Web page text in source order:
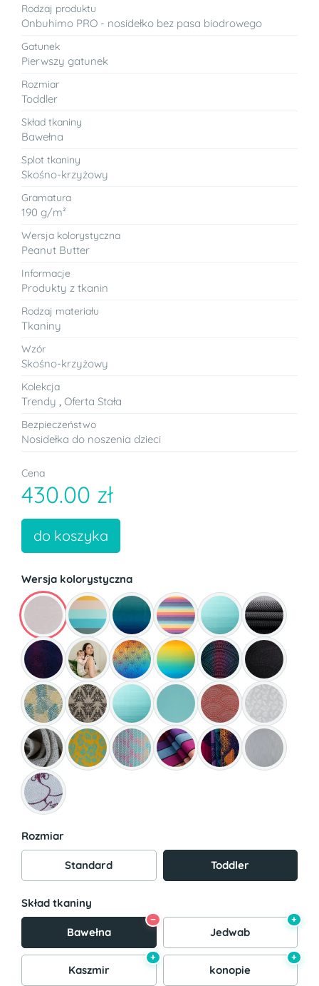
Rodzaj produktu
Onbuhimo PRO - nosidełko bez pasa biodrowego
Gatunek
Pierwszy gatunek
Rozmiar
Toddler
Skład tkaniny
Bawełna
Splot tkaniny
Skośno-krzyżowy
Gramatura
190 g/m²
Wersja kolorystyczna
Peanut Butter
Informacje
Produkty z tkanin
Rodzaj materiału
Tkaniny
Wzór
Skośno-krzyżowy
Kolekcja
Trendy Oferta Stała
Bezpieczeństwo
Nosidełka do noszenia dzieci
Cena
430.00 zł
do koszyka
Wersja kolorystyczna
Rozmiar
Standard Toddler
Skład tkaniny
Bawełna
−
Jedwab
+
Kaszmir
+
konopie
+